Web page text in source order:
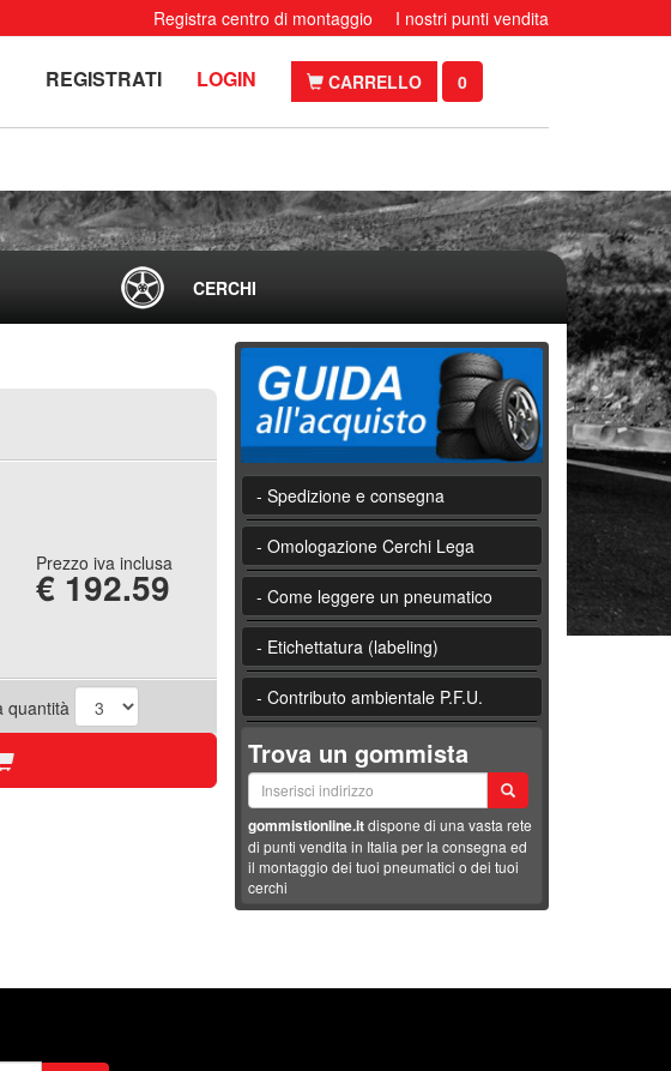
Registra centro di montaggio I nostri punti vendita
REGISTRATI LOGIN CARRELLO 0
CERCHI
Prezzo iva inclusa
€ 192.59
quantità
- Spedizione e consegna
- Omologazione Cerchi Lega
- Come leggere un pneumatico
- Etichettatura (labeling)
- Contributo ambientale P.F.U.
Trova un gommista
gommistionline.itdispone di una vasta rete
di punti vendita in Italia per la consegna ed
il montaggio dei tuoi pneumatici o dei tuoi
cerchi